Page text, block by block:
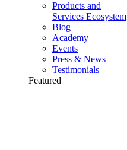
Products and
Services Ecosystem
Blog
Academy
Events
Press & News
Testimonials
Featured